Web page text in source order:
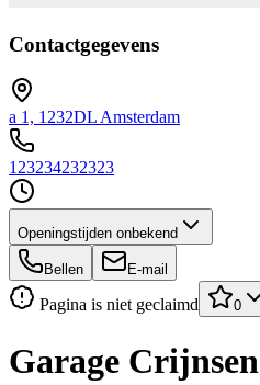
Contactgegevens
a 1, 1232DL Amsterdam
123234232323
Openingstijden onbekend
Bellen E-mail
Pagina is niet geclaimd 0
Garage Crijnsen